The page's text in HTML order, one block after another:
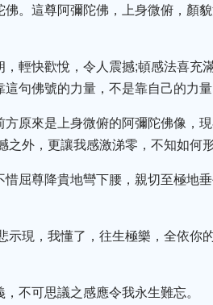
。這尊阿彌陀佛，上身微俯，顏
輕快歡悅，令人震撼;頓感法喜充
句佛號的力量，不是靠自己的力量
原來是上身微俯的阿彌陀佛像，
外，更讓我感激涕零，不知如何形
屈尊降貴地彎下腰，親切至極地
示現，我懂了，往生極樂，全依你
不可思議之感應令我永生難忘。